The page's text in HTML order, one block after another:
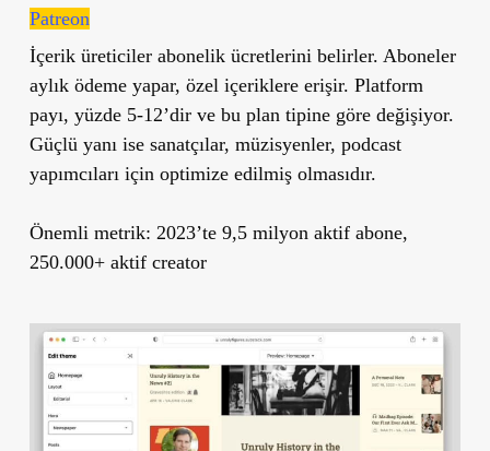
Patreon
İçerik üreticiler abonelik ücretlerini belirler. Aboneler
aylık ödeme yapar, özel içeriklere erişir. Platform
payı, yüzde 5-12’dir ve bu plan tipine göre değişiyor.
Güçlü yanı ise sanatçılar, müzisyenler, podcast
yapımcıları için optimize edilmiş olmasıdır.
Önemli metrik: 2023’te 9,5 milyon aktif abone,
250.000+ aktif creator